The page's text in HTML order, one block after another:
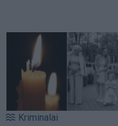
Kriminalai